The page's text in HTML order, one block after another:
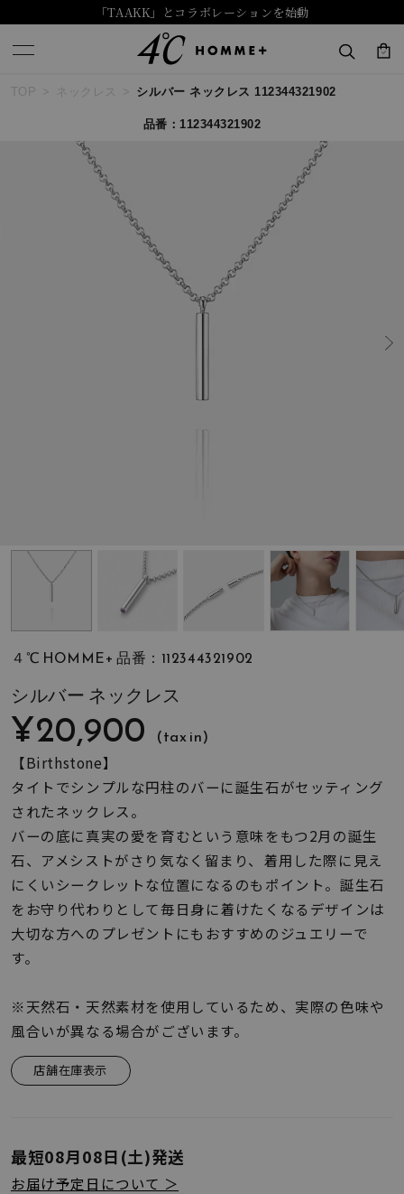
「TAAKK」とコラボレーションを始動
キーワードで検索する
人気検索キーワード
#ハーフエタニティリング
#ダイヤモンド ネックレス #eギフト
誕生石
ファッションテイス
着用シーン
コレクション
レディース
リングサイズ
～
メンズ
リングサイズ
在庫 在庫ありのみ
TOP ネックレス シルバー ネックレス 112344321902
品番：112344321902
４℃ HOMME+ 品番：112344321902
シルバー ネックレス
¥20,900 (tax in)
【Birthstone】
タイトでシンプルな円柱のバーに誕生石がセッティング
されたネックレス。
バーの底に真実の愛を育むという意味をもつ2月の誕生
石、アメシストがさり気なく留まり、着用した際に見え
にくいシークレットな位置になるのもポイント。誕生石
をお守り代わりとして毎日身に着けたくなるデザインは
大切な方へのプレゼントにもおすすめのジュエリーで
す。
※天然石・天然素材を使用しているため、実際の色味や
風合いが異なる場合がございます。
店舗在庫表示
最短08月08日(土)発送
お届け予定日について ＞